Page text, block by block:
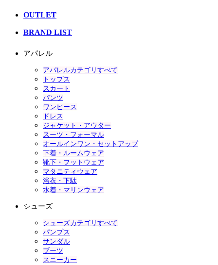
OUTLET
BRAND LIST
アパレル
アパレルカテゴリすべて
トップス
スカート
パンツ
ワンピース
ドレス
ジャケット・アウター
スーツ・フォーマル
オールインワン・セットアップ
下着・ルームウェア
靴下・フットウェア
マタニティウェア
浴衣・下駄
水着・マリンウェア
シューズ
シューズカテゴリすべて
パンプス
サンダル
ブーツ
スニーカー